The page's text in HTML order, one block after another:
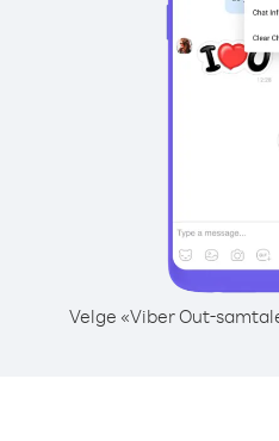
Velge «Viber Out-